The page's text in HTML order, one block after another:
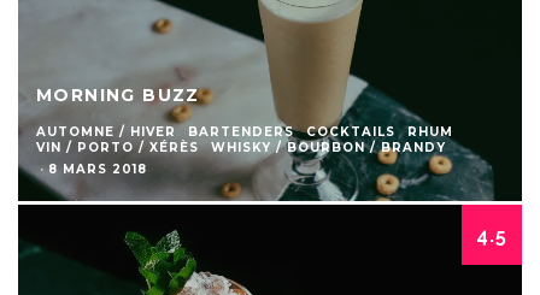
MORNING BUZZ
AUTOMNE / HIVER BARTENDERS COCKTAILS
RHUM
VIN / PORTO / XÉRÈS
WHISKY / BOURBON / BRANDY
· 8 MARS 2018
4.5